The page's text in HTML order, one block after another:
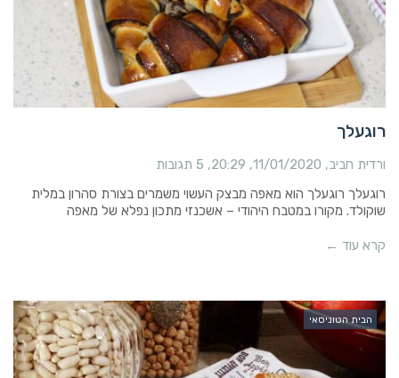
רוגעלך
ורדית חביב 11/01/2020
20:29 5 תגובות
רוגעלך רוגעלך הוא מאפה מבצק העשוי משמרים בצורת סהרון במלית
שוקולד. מקורו במטבח היהודי – אשכנזי מתכון נפלא של מאפה
קרא עוד ←
הבית הטוניסאי